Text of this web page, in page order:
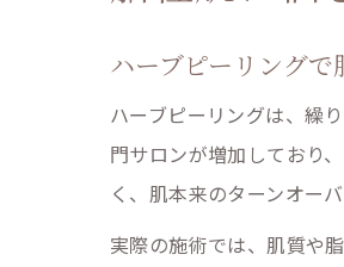
ハーブピーリング
ハーブピーリングは、繰
門サロンが増加しており
く、肌本来のターンオー
実際の施術では、肌質や